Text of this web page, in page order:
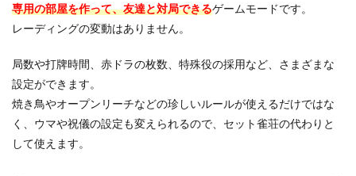
専用の部屋を作って、友達と対局できるゲームモードです。
レーディングの変動はありません。
局数や打牌時間、赤ドラの枚数、特殊役の採用など、さまざまな
設定ができます。
焼き鳥やオープンリーチなどの珍しいルールが使えるだけではな
く、ウマや祝儀の設定も変えられるので、セット雀荘の代わりと
して使えます。